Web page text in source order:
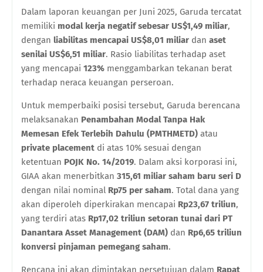
Dalam laporan keuangan per Juni 2025, Garuda tercatat
memiliki modal kerja negatif sebesar US$1,49 miliar,
dengan liabilitas mencapai US$8,01 miliar dan aset
senilai US$6,51 miliar. Rasio liabilitas terhadap aset
yang mencapai 123% menggambarkan tekanan berat
terhadap neraca keuangan perseroan.
Untuk memperbaiki posisi tersebut, Garuda berencana
melaksanakan Penambahan Modal Tanpa Hak
Memesan Efek Terlebih Dahulu (PMTHMETD) atau
private placement di atas 10% sesuai dengan
ketentuan POJK No. 14/2019. Dalam aksi korporasi ini,
GIAA akan menerbitkan 315,61 miliar saham baru seri D
dengan nilai nominal Rp75 per saham. Total dana yang
akan diperoleh diperkirakan mencapai Rp23,67 triliun,
yang terdiri atas Rp17,02 triliun setoran tunai dari PT
Danantara Asset Management (DAM) dan Rp6,65 triliun
konversi pinjaman pemegang saham.
Rencana ini akan dimintakan persetujuan dalam Rapat